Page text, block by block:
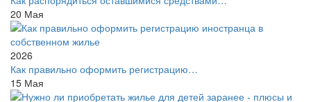
20 Мая
2026
Как правильно оформить регистрацию…
15 Мая